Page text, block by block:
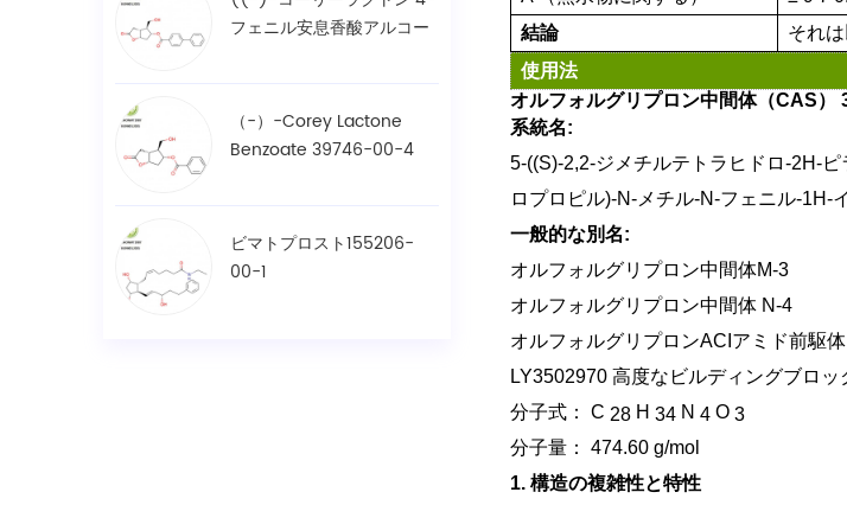
フェニル安息香酸アルコー
（-）-Corey Lactone
Benzoate 39746-00-4
ビマトプロスト155206-
00-1
結論
それ
使用法
オルフォルグリプロン中間体（CAS）
系統名:
5-((S)-2,2-ジメチルテトラヒドロ-2H-
ロプロピル)-N-メチル-N-フェニル-1H-
一般的な別名:
オルフォルグリプロン中間体M-3
オルフォルグリプロン中間体 N-4
オルフォルグリプロンACIアミド前駆体
LY3502970 高度なビルディングブロッ
分子式： C 28 H 34 N 4 O 3
分子量： 474.60 g/mol
1. 構造の複雑性と特性